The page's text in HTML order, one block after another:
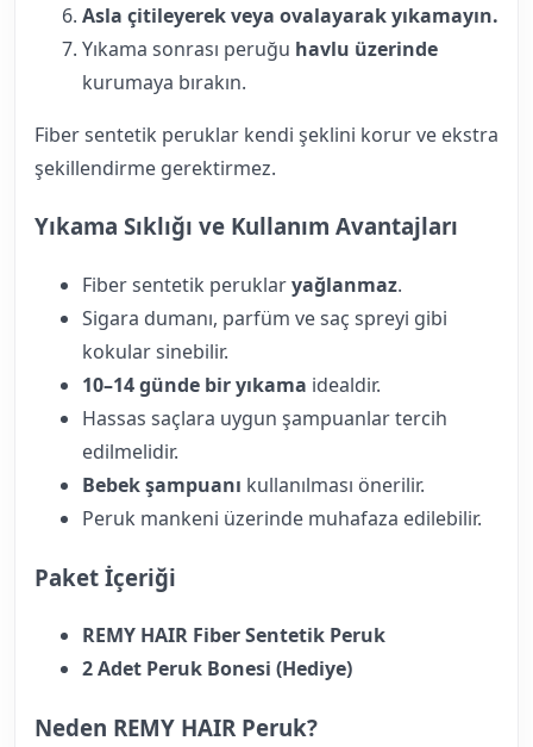
Asla çitileyerek veya ovalayarak yıkamayın.
Yıkama sonrası peruğu havlu üzerinde
kurumaya bırakın.
Fiber sentetik peruklar kendi şeklini korur ve ekstra
şekillendirme gerektirmez.
Yıkama Sıklığı ve Kullanım Avantajları
Fiber sentetik peruklaryağlanmaz.
Sigara dumanı, parfüm ve saç spreyi gibi
kokular sinebilir.
10–14 günde bir yıkama idealdir.
Hassas saçlara uygun şampuanlar tercih
edilmelidir.
Bebek şampuanı kullanılması önerilir.
Peruk mankeni üzerinde muhafaza edilebilir.
Paket İçeriği
REMY HAIR Fiber Sentetik Peruk
2 Adet Peruk Bonesi (Hediye)
Neden REMY HAIR Peruk?